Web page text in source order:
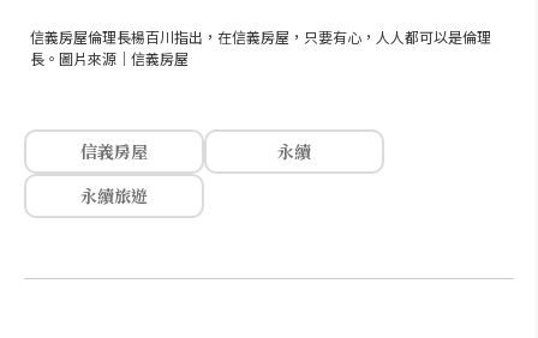
信義房屋倫理長楊百川指出，在信義房屋，只要有心，人人都可以是倫理
長。圖片來源｜信義房屋
信義房屋
永續
永續旅遊